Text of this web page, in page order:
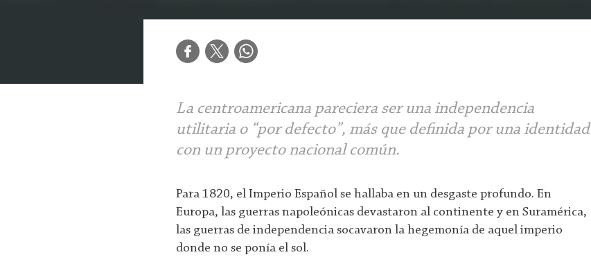
La centroamericana pareciera ser una independencia
utilitaria o “por defecto”, más que definida por una identidad
con un proyecto nacional común.
Para 1820, el Imperio Español se hallaba en un desgaste profundo. En
Europa, las guerras napoleónicas devastaron al continente y en Suramérica,
las guerras de independencia socavaron la hegemonía de aquel imperio
donde no se ponía el sol.